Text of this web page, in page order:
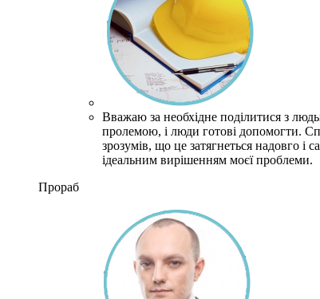
Вважаю за необхідне поділитися з
пролемою, і люди готові допомогти.
зрозумів, що це затягнеться надовго і
ідеальним вирішенням моєї проблеми.
Прораб